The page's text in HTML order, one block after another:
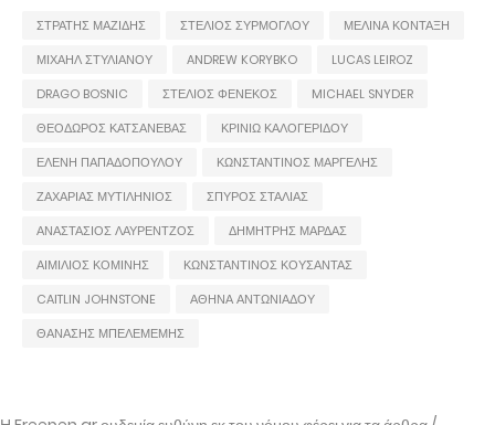
ΣΤΡΑΤΗΣ ΜΑΖΙΔΗΣ ΣΤΕΛΙΟΣ ΣΥΡΜΟΓΛΟΥ
ΜΕΛΙΝΑ ΚΟΝΤΑΞΗ
ΜΙΧΑΗΛ ΣΤΥΛΙΑΝΟΥ
ANDREW KORYBKO
LUCAS LEIROZ
DRAGO BOSNIC
ΣΤΕΛΙΟΣ ΦΕΝΕΚΟΣ
MICHAEL SNYDER
ΘΕΟΔΩΡΟΣ ΚΑΤΣΑΝΕΒΑΣ
ΚΡΙΝΙΩ ΚΑΛΟΓΕΡΙΔΟΥ
ΕΛΕΝΗ ΠΑΠΑΔΟΠΟΥΛΟΥ
ΚΩΝΣΤΑΝΤΙΝΟΣ ΜΑΡΓΕΛΗΣ
ΖΑΧΑΡΙΑΣ ΜΥΤΙΛΗΝΙΟΣ
ΣΠΥΡΟΣ ΣΤΑΛΙΑΣ
ΑΝΑΣΤΑΣΙΟΣ ΛΑΥΡΕΝΤΖΟΣ
ΔΗΜΗΤΡΗΣ ΜΑΡΔΑΣ
ΑΙΜΙΛΙΟΣ ΚΟΜΙΝΗΣ
ΚΩΝΣΤΑΝΤΙΝΟΣ ΚΟΥΣΑΝΤΑΣ
CAITLIN JOHNSTONE
ΑΘΗΝΑ ΑΝΤΩΝΙΑΔΟΥ
ΘΑΝΑΣΗΣ ΜΠΕΛΕΜΕΜΗΣ